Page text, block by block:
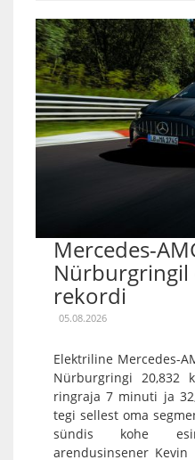
Mercedes-
Nürburgringil
rekordi
05.08.2026
Elektriline Mercedes-
Nürburgringi 20,832
ringraja 7 minuti ja
tegi sellest oma
sündis kohe
arendusinsener